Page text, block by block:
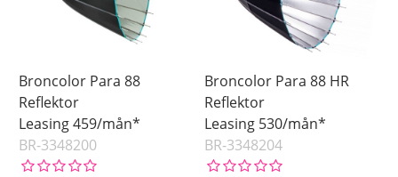
Broncolor Para 88
Reflektor
Leasing 459/mån*
BR-3348200
Broncolor Para 88 HR
Reflektor
Leasing 530/mån*
BR-3348204